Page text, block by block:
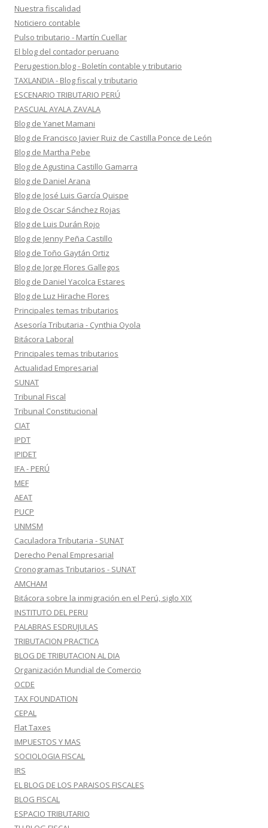
Nuestra fiscalidad
Noticiero contable
Pulso tributario - Martín Cuellar
El blog del contador peruano
Perugestion.blog - Boletín contable y tributario
TAXLANDIA - Blog fiscal y tributario
ESCENARIO TRIBUTARIO PERÚ
PASCUAL AYALA ZAVALA
Blog de Yanet Mamani
Blog de Francisco Javier Ruiz de Castilla Ponce de León
Blog de Martha Pebe
Blog de Agustina Castillo Gamarra
Blog de Daniel Arana
Blog de José Luis García Quispe
Blog de Oscar Sánchez Rojas
Blog de Luis Durán Rojo
Blog de Jenny Peña Castillo
Blog de Toño Gaytán Ortiz
Blog de Jorge Flores Gallegos
Blog de Daniel Yacolca Estares
Blog de Luz Hirache Flores
Principales temas tributarios
Asesoría Tributaria - Cynthia Oyola
Bitácora Laboral
Principales temas tributarios
Actualidad Empresarial
SUNAT
Tribunal Fiscal
Tribunal Constitucional
CIAT
IPDT
IPIDET
IFA - PERÚ
MEF
AEAT
PUCP
UNMSM
Caculadora Tributaria - SUNAT
Derecho Penal Empresarial
Cronogramas Tributarios - SUNAT
AMCHAM
Bitácora sobre la inmigración en el Perú, siglo XIX
INSTITUTO DEL PERU
PALABRAS ESDRUJULAS
TRIBUTACION PRACTICA
BLOG DE TRIBUTACION AL DIA
Organización Mundial de Comercio
OCDE
TAX FOUNDATION
CEPAL
Flat Taxes
IMPUESTOS Y MAS
SOCIOLOGIA FISCAL
IRS
EL BLOG DE LOS PARAISOS FISCALES
BLOG FISCAL
ESPACIO TRIBUTARIO